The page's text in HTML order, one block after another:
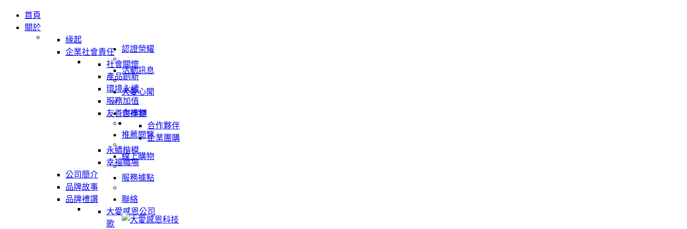
首頁
關於
緣起
企業社會責任
社會關懷
產品創新
環境永續
服務加值
友善供應鏈
合作夥伴
企業團購
永續楷模
幸福職場
公司簡介
品牌故事
品牌禮讚
大愛感恩公司
歌
認證榮耀
活動訊息
大愛心聞
吉祥物
推薦閱覽
線上購物
服務據點
聯絡